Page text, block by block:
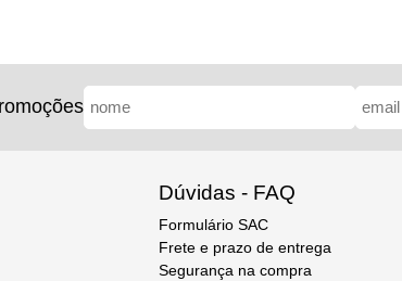
Dúvidas - FAQ
Formulário SAC
Frete e prazo de entrega
Segurança na compra